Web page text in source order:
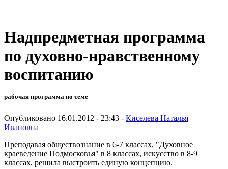
Надпредметная программа
по духовно-нравственному
воспитанию
рабочая программа по теме
Опубликовано 16.01.2012 - 23:43 - Киселева Наталья
Ивановна
Преподавая обществознание в 6-7 классах, "Духовное
краеведение Подмосковья" в 8 классах, искусство в 8-9
классах, решила выстроить единую концепцию.